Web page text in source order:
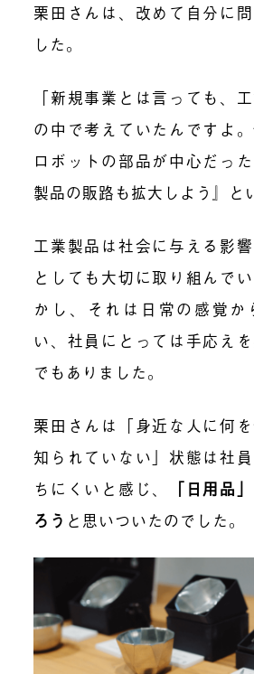
栗田さんは、改めて自分に
した。
「新規事業とは言っても、
の中で考えていたんですよ
ロボットの部品が中心だっ
製品の販路も拡大しよう』と
工業製品は社会に与える影
としても大切に取り組んで
かし、それは日常の感覚か
い、社員にとっては手応え
でもありました。
栗田さんは「身近な人に何
知られていない」状態は社
ちにくいと感じ、
「日用品
ろう と思いついたのでした。